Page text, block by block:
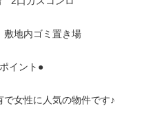
地内ゴミ置き場
イント●
女性に人気の物件です♪